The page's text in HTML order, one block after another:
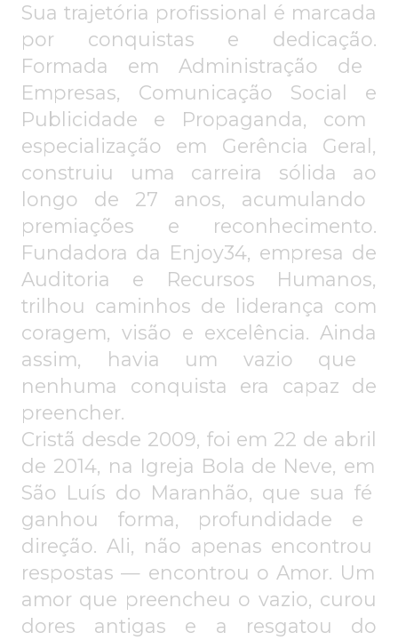
Sua trajetória profissional é marcada
por conquistas e dedicação.
Formada em Administração de
Empresas, Comunicação Social e
Publicidade e Propaganda, com
especialização em Gerência Geral,
construiu uma carreira sólida ao
longo de 27 anos, acumulando
premiações e reconhecimento.
Fundadora da Enjoy34, empresa de
Auditoria e Recursos Humanos,
trilhou caminhos de liderança com
coragem, visão e excelência. Ainda
assim, havia um vazio que
nenhuma conquista era capaz de
preencher.
Cristã desde 2009, foi em 22 de abril
de 2014, na Igreja Bola de Neve, em
São Luís do Maranhão, que sua fé
ganhou forma, profundidade e
direção. Ali, não apenas encontrou
respostas — encontrou o Amor. Um
amor que preencheu o vazio, curou
dores antigas e a resgatou do